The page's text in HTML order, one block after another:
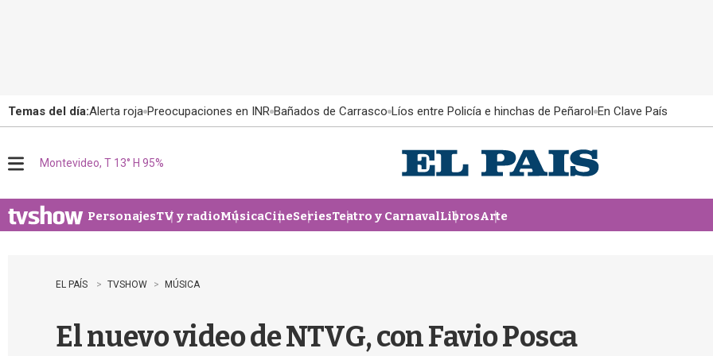
Temas del día:Alerta roja Preocupaciones en INR Bañados de Carrasco Líos entre Policía e hinchas de Peñarol En Clave País
u
Montevideo, T 13° H 95%
PersonajesTV y radioMúsicaCineSeriesTeatro y CarnavalLibrosArte
EL PAÍS TVSHOW MÚSICA
El nuevo video de NTVG, con Favio Posca